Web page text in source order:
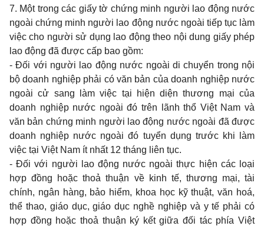
7. Một trongcác giấy tờ chứng minh người lao động nước
ngoài chứng minh người lao động nước ngoài tiếp tục làm
việccho người sử dụng lao độngtheo nộidung giấy phép
lao động đã được cấp bao gồm:
-Đối với người lao động nước ngoài dichuyển trong nội
bộdoanh nghiệp phải có văn bản củadoanh nghiệp nước
ngoài cử sang
làm việc tại hiện diện thương mại của
doanh nghiệp nước ngoài đó trên lãnh thổ Việt Namvà
văn bản chứng minh người laođộng nước ngoài đã được
doanh nghiệp nước ngoài đó tuyển dụng trước khi
làm
việc tại Việt Nam ít nhất 12 tháng liên tục.
-Đối với người lao động nước ngoài thực hiện các loại
hợp đồng hoặc thoả thuận về kinh tế, thương mại, tài
chính, ngân hàng, bảo hiểm, khoa học kỹ thuật, văn hoá,
thể thao, giáo dục, giáo dục nghề nghiệp và ytế phải có
hợp đồng hoặc thoả thuận ký kết giữa đối tác phía Việt